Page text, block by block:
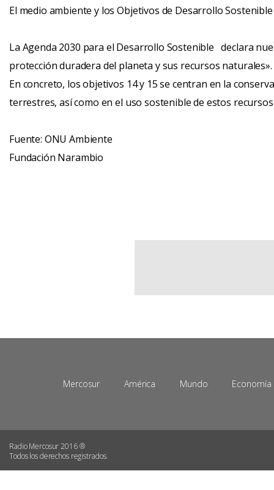
El medio ambiente y los Objetivos de Desarrollo Sostenible
La Agenda 2030 para el Desarrollo Sostenible declara
protección duradera del planeta y sus recursos naturales».
En concreto, los objetivos 14 y 15 se centran en la
terrestres, así como en el uso sostenible de estos
Fuente: ONU Ambiente
Fundación Narambio
Mercosur América Mundo Economía
Radio Mercosur 2016 ®
Todos los derechos registrados.